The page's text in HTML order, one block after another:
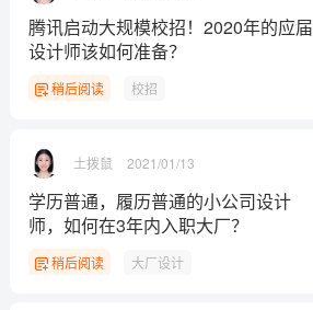
腾讯启动大规模校招！2020年的应届
设计师该如何准备？
稍后阅读 校招
土拨鼠 2021/01/13
学历普通，履历普通的小公司设计
师，如何在3年内入职大厂？
稍后阅读 大厂设计